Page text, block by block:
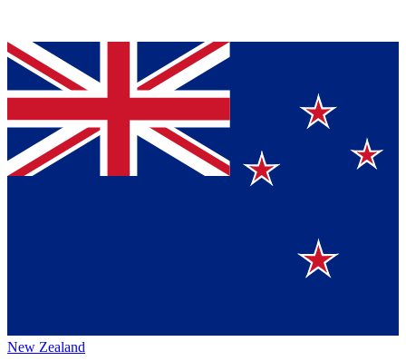
New Zealand